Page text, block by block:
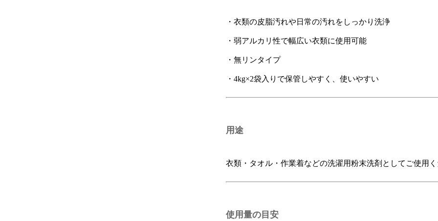
・衣類の皮脂汚れや日常の汚れをしっかり洗浄
・弱アルカリ性で幅広い衣類に使用可能
・無リンタイプ
・4kg×2袋入りで保管しやすく、使いやすい
用途
衣類・タオル・作業着などの洗濯用粉末洗剤としてご使用
使用量の目安